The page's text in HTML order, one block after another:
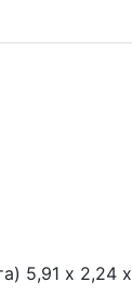
5,91 х 2,24 х